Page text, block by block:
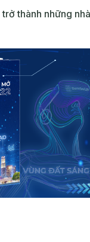
trở thành những